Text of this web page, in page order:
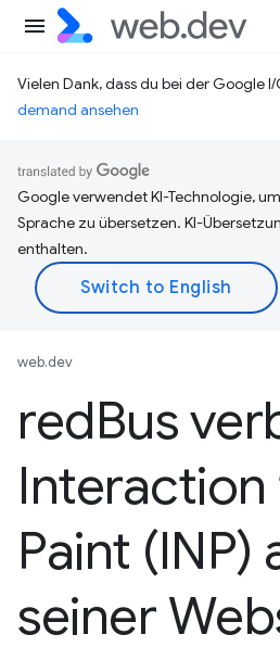
Vielen Dank, dass du bei der Google
demand ansehen
Google verwendet KI-Technologie,
Sprache zu übersetzen. KI-
enthalten.
web.dev
redBus
Paint (INP)
seiner